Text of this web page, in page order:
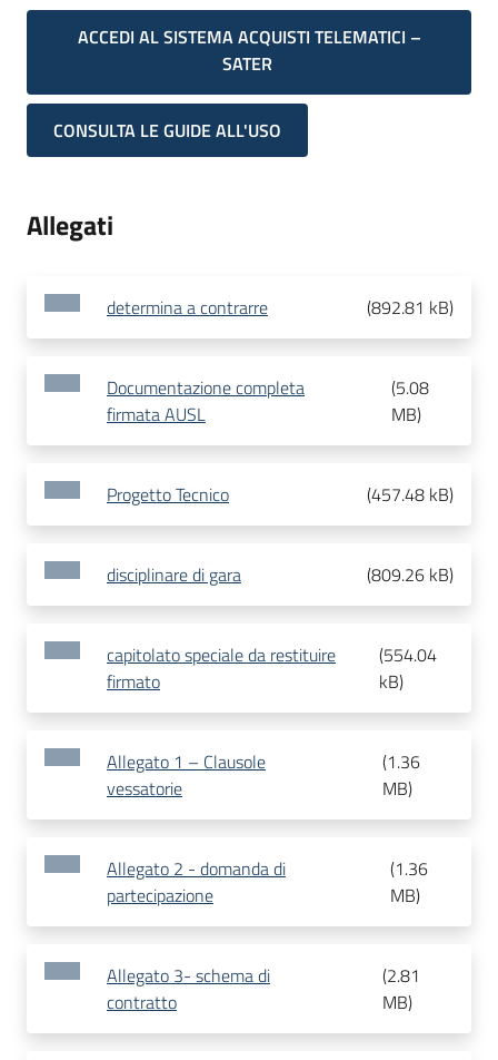
ACCEDI AL SISTEMA ACQUISTI TELEMATICI –
SATER
CONSULTA LE GUIDE ALL'USO
Allegati
determina a contrarre (892.81 kB)
Documentazione completa
firmata AUSL
(5.08
MB)
Progetto Tecnico (457.48 kB)
disciplinare di gara (809.26 kB)
capitolato speciale da restituire
firmato
(554.04
kB)
Allegato 1 – Clausole
vessatorie
(1.36
MB)
Allegato 2 - domanda di
partecipazione
(1.36
MB)
Allegato 3- schema di
contratto
(2.81
MB)